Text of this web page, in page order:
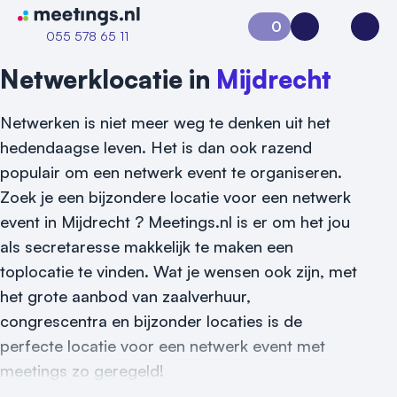
Naar home van Meetings
055 578 65 11
Vraag locatie aan
Locatiegids
0
Aanvraag 0Inloggen
Netwerklocatie in Mijdrecht
Netwerken is niet meer weg te denken uit het
hedendaagse leven. Het is dan ook razend
populair om een netwerk event te organiseren.
Zoek je een bijzondere locatie voor een netwerk
event in Mijdrecht ? Meetings.nl is er om het jou
als secretaresse makkelijk te maken een
toplocatie te vinden. Wat je wensen ook zijn, met
het grote aanbod van zaalverhuur,
congrescentra en bijzonder locaties is de
perfecte locatie voor een netwerk event met
meetings zo geregeld!